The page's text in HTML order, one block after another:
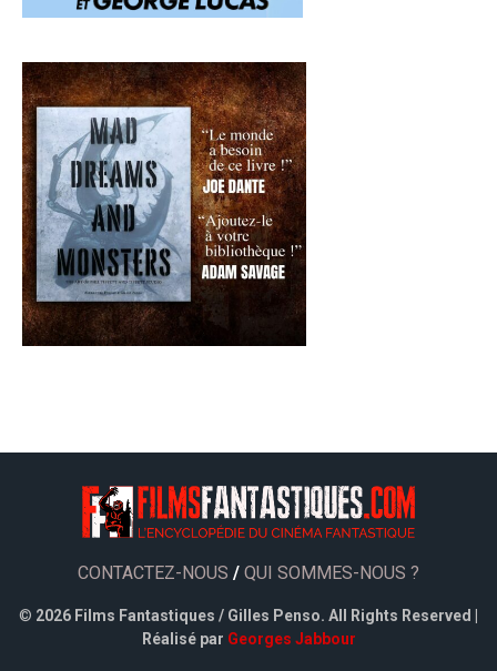
CONTACTEZ-NOUS / QUI SOMMES-NOUS ?
© 2026 Films Fantastiques / Gilles Penso. All Rights Reserved |
Réalisé par Georges Jabbour